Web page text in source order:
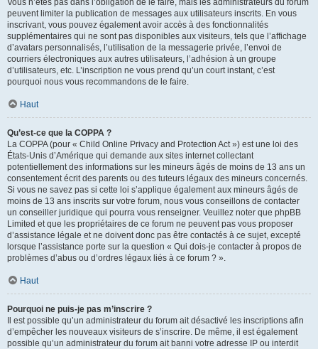
Vous n’êtes pas dans l’obligation de le faire, mais les administrateurs du forum
peuvent limiter la publication de messages aux utilisateurs inscrits. En vous
inscrivant, vous pouvez également avoir accès à des fonctionnalités
supplémentaires qui ne sont pas disponibles aux visiteurs, tels que l’affichage
d’avatars personnalisés, l’utilisation de la messagerie privée, l’envoi de
courriers électroniques aux autres utilisateurs, l’adhésion à un groupe
d’utilisateurs, etc. L’inscription ne vous prend qu’un court instant, c’est
pourquoi nous vous recommandons de le faire.
Haut
Qu’est-ce que la COPPA ?
La COPPA (pour « Child Online Privacy and Protection Act ») est une loi des
États-Unis d’Amérique qui demande aux sites internet collectant
potentiellement des informations sur les mineurs âgés de moins de 13 ans un
consentement écrit des parents ou des tuteurs légaux des mineurs concernés.
Si vous ne savez pas si cette loi s’applique également aux mineurs âgés de
moins de 13 ans inscrits sur votre forum, nous vous conseillons de contacter
un conseiller juridique qui pourra vous renseigner. Veuillez noter que phpBB
Limited et que les propriétaires de ce forum ne peuvent pas vous proposer
d’assistance légale et ne doivent donc pas être contactés à ce sujet, excepté
lorsque l’assistance porte sur la question « Qui dois-je contacter à propos de
problèmes d’abus ou d’ordres légaux liés à ce forum ? ».
Haut
Pourquoi ne puis-je pas m’inscrire ?
Il est possible qu’un administrateur du forum ait désactivé les inscriptions afin
d’empêcher les nouveaux visiteurs de s’inscrire. De même, il est également
possible qu’un administrateur du forum ait banni votre adresse IP ou interdit